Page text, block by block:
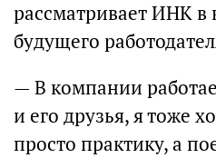
рассматривает ИНК в
будущего
— В компании
и его друзья, я тоже
просто практику, а